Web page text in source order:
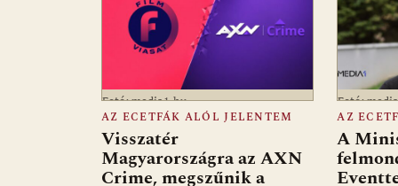
Fotó: media1.hu
AZ ECETFÁK ALÓL JELENTEM
Visszatér
Magyarországra az AXN
Crime, megszűnik a
Fotó:
AZ
A